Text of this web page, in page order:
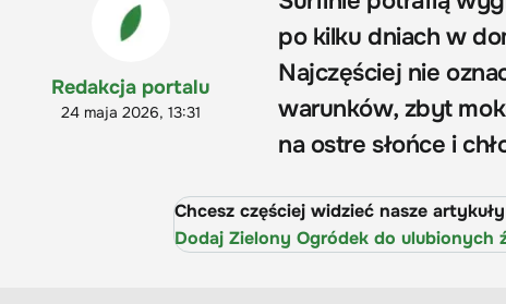
Redakcja portalu
24 maja 2026, 13:31
po kilku dniach w
Najczęściej nie
warunków, zbyt
na ostre słońce i
Chcesz częściej widzieć nasze
Dodaj Zielony Ogródek do ulubionych